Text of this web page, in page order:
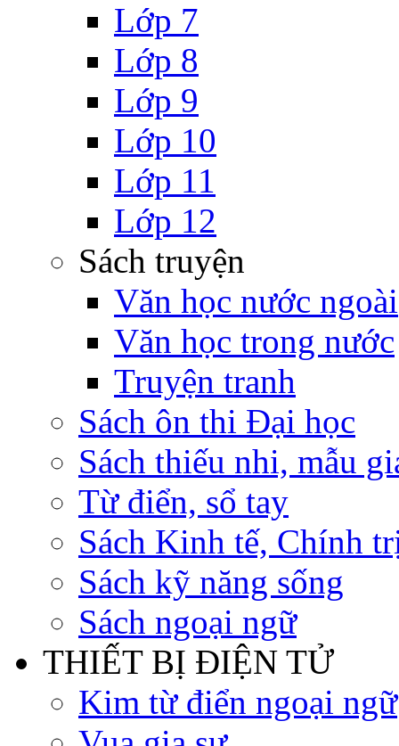
Lớp 7
Lớp 8
Lớp 9
Lớp 10
Lớp 11
Lớp 12
Sách truyện
Văn học nước ngoài
Văn học trong nước
Truyện tranh
Sách ôn thi Đại học
Sách thiếu nhi, mẫu
Từ điển, sổ tay
Sách Kinh tế, Chính
Sách kỹ năng sống
Sách ngoại ngữ
THIẾT BỊ ĐIỆN TỬ
Kim từ điển ngoại ngữ